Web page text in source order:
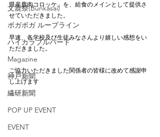
文鹿祭(Bunkasai)
ボガボガ ループライン
ハイカラブルバード
Magazine
神戸新聞
繊研新聞
POP UP EVENT
EVENT
県産鹿肉コロッケ」を、給食のメインとして提供さ
せていただきました。
早速、各学校及び生徒みなさんより嬉しい感想をい
ただきました。
ご協力いただきました関係者の皆様に改めて感謝申
し上げます